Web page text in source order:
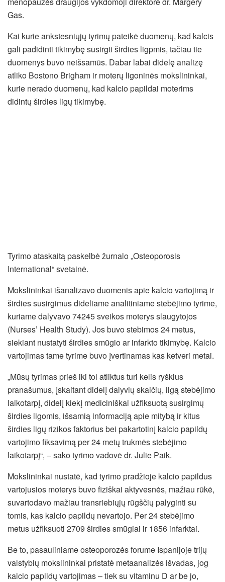
Gas.
Kai kurie ankstesniųjų tyrimų pateikė duomenų, kad kalcis
gali padidinti tikimybę susirgti širdies ligpmis, tačiau tie
duomenys buvo neišsamūs. Dabar labai didelę analizę
atliko Bostono Brigham ir moterų ligoninės mokslininkai,
kurie nerado duomenų, kad kalcio papildai moterims
didintų širdies ligų tikimybę.
Tyrimo ataskaitą paskelbė žurnalo „Osteoporosis
International“ svetainė.
Mokslininkai išanalizavo duomenis apie kalcio vartojimą ir
širdies susirgimus dideliame analitiniame stebėjimo tyrime,
kuriame dalyvavo 74245 sveikos moterys slaugytojos
(Nurses’ Health Study). Jos buvo stebimos 24 metus,
siekiant nustatyti širdies smūgio ar infarkto tikimybę. Kalcio
vartojimas tame tyrime buvo įvertinamas kas ketveri metai.
„Mūsų tyrimas prieš iki tol atliktus turi kelis ryškius
pranašumus, įskaitant didelį dalyvių skaičių, ilgą stebėjimo
laikotarpį, didelį kiekį mediciniškai užfiksuotą susirgimų
širdies ligomis, išsamią informaciją apie mitybą ir kitus
širdies ligų rizikos faktorius bei pakartotinį kalcio papildų
vartojimo fiksavimą per 24 metų trukmės stebėjimo
laikotarpį“, – sako tyrimo vadovė dr. Julie Paik.
Mokslininkai nustatė, kad tyrimo pradžioje kalcio papildus
vartojusios moterys buvo fiziškai aktyvesnės, mažiau rūkė,
suvartodavo mažiau transriebiųjų rūgščių palyginti su
tomis, kas kalcio papildų nevartojo. Per 24 stebėjimo
metus užfiksuoti 2709 širdies smūgiai ir 1856 infarktai.
Be to, pasauliniame osteoporozės forume Ispanijoje trijų
valstybių mokslininkai pristatė metaanalizės išvadas, jog
kalcio papildų vartojimas – tiek su vitaminu D ar be jo,